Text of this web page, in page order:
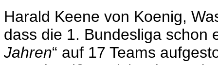
Harald Keene von Koenig,
dass die 1. Bundesliga schon
Jahren“ auf 17 Teams